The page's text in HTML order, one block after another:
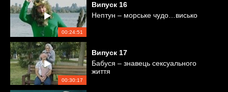
00:24:51
Випуск 16
Нептун – морське чудо…висько
00:30:17
Випуск 17
Бабуся – знавець сексуального
життя